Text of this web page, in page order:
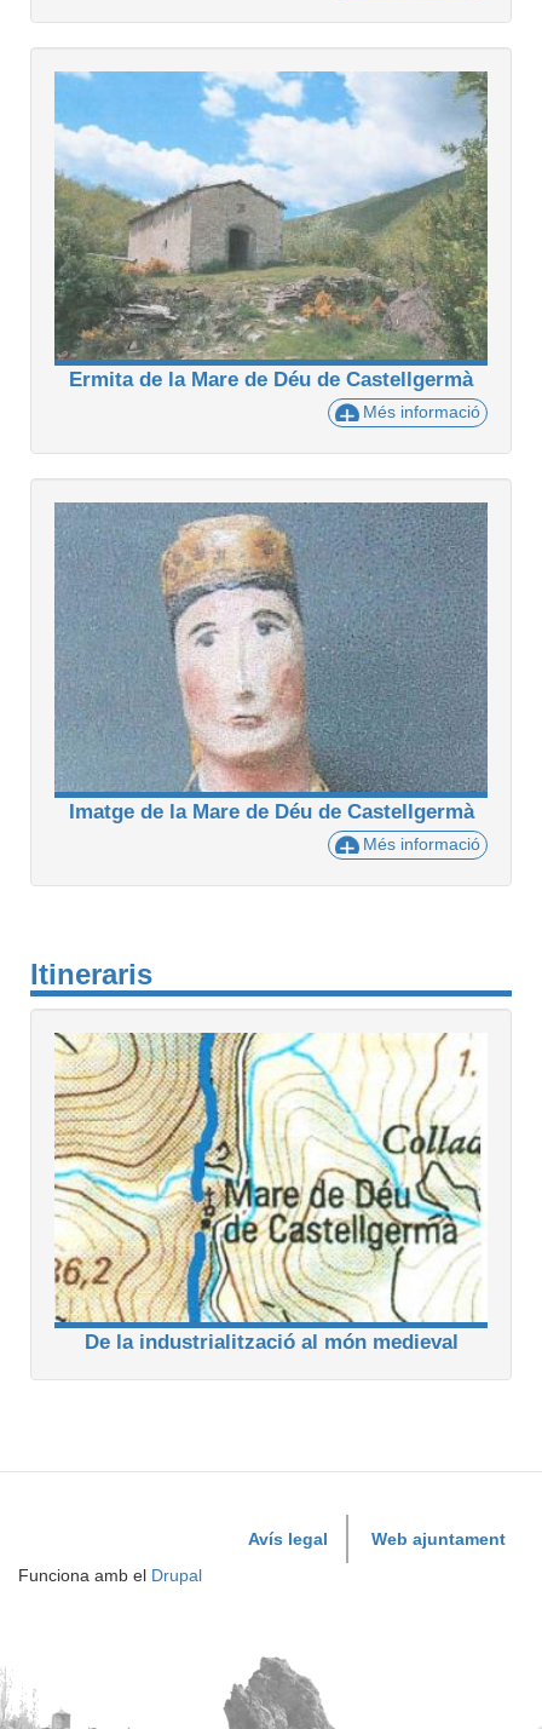
Ermita de la Mare de Déu de Castellgermà
Més informació
Imatge de la Mare de Déu de Castellgermà
Més informació
Itineraris
De la industrialització al món medieval
Avís legal
Web ajuntament
Funciona amb el Drupal